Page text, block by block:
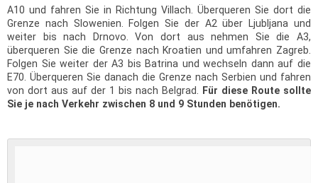
A10 und fahren Sie in Richtung Villach. Überqueren Sie dort die
Grenze nach Slowenien. Folgen Sie der A2 über Ljubljana und
weiter bis nach Drnovo. Von dort aus nehmen Sie die A3,
überqueren Sie die Grenze nach Kroatien und umfahren Zagreb.
Folgen Sie weiter der A3 bis Batrina und wechseln dann auf die
E70. Überqueren Sie danach die Grenze nach Serbien und fahren
von dort aus auf der 1 bis nach Belgrad.
Für diese Route sollte
Sie je nach Verkehr zwischen 8 und 9 Stunden benötigen.